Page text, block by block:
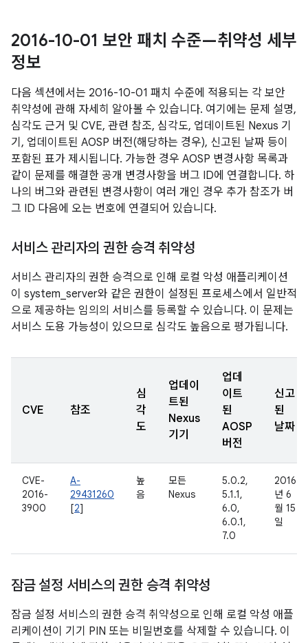
2016-10-01 보안 패치 수준—취약성 세부
정보
다음 섹션에서는 2016-10-01 패치 수준에 적용되는 각 보안
취약성에 관해 자세히 알아볼 수 있습니다. 여기에는 문제 설명,
심각도 근거 및 CVE, 관련 참조, 심각도, 업데이트된 Nexus 기
기, 업데이트된 AOSP 버전(해당하는 경우), 신고된 날짜 등이
포함된 표가 제시됩니다. 가능한 경우 AOSP 변경사항 목록과
같이 문제를 해결한 공개 변경사항을 버그 ID에 연결합니다. 하
나의 버그와 관련된 변경사항이 여러 개인 경우 추가 참조가 버
그 ID 다음에 오는 번호에 연결되어 있습니다.
서비스 관리자의 권한 승격 취약성
서비스 관리자의 권한 승격으로 인해 로컬 악성 애플리케이션
이 system_server와 같은 권한이 설정된 프로세스에서 일반적
으로 제공하는 임의의 서비스를 등록할 수 있습니다. 이 문제는
서비스 도용 가능성이 있으므로 심각도 높음으로 평가됩니다.
CVE 참조
심
각
도
업데이
트된
Nexus
기기
업데
이트
된
AOSP
버전
신고
된
날짜
CVE-
2016-
3900
A-
29431260
[2]
높
음
모든
Nexus
5.0.2,
5.1.1,
6.0,
6.0.1,
7.0
2016
년 6
월 15
일
잠금 설정 서비스의 권한 승격 취약성
잠금 설정 서비스의 권한 승격 취약성으로 인해 로컬 악성 애플
리케이션이 기기 PIN 또는 비밀번호를 삭제할 수 있습니다. 이